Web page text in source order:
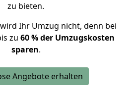
zu bieten.
Ihr Umzug nicht, denn bei
zu 60 % der Umzugskosten
sparen.
Angebote erhalten